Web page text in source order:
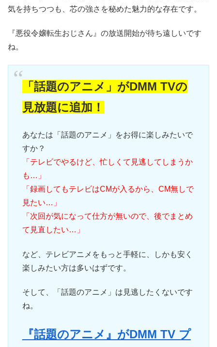
気を持ちつつも、芯の強さを秘めた魅力的な存在です。
『悪役令嬢転生おじさん』の放送開始が待ち遠しいです
ね。
「話題のアニメ」がDMM TVの
見放題に追加！
あなたは「話題のアニメ」をお得に楽しみたいで
すか？
「テレビでやるけど、忙しくて見逃してしまうか
も…」
「録画してもテレビはCMが入るから、CM無しで
見たい…」
「次回が気になって仕方が無いので、後でまとめ
て見直したい…」
など、テレビアニメをもっと手軽に、しかも安く
楽しみたい方は多いはずです。
そして、「話題のアニメ」は見逃したくないです
ね。
『話題のアニメ』がDMM TV プ